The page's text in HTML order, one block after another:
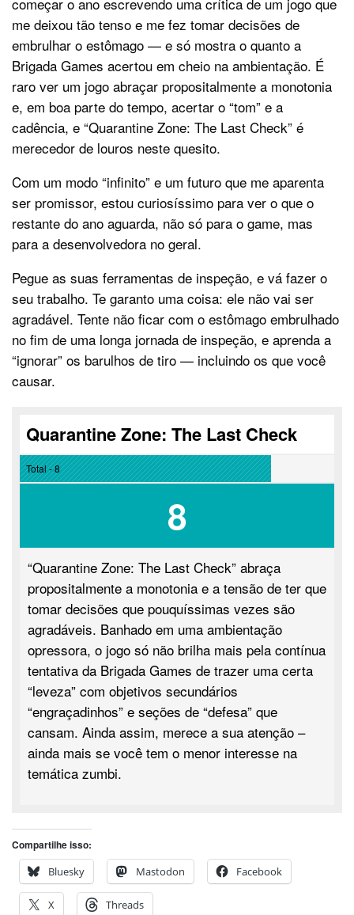
me deixou tão tenso e me fez tomar decisões de
embrulhar o estômago — e só mostra o quanto a
Brigada Games acertou em cheio na ambientação. É
raro ver um jogo abraçar propositalmente a monotonia
e, em boa parte do tempo, acertar o “tom” e a
cadência, e “Quarantine Zone: The Last Check” é
merecedor de louros neste quesito.
Com um modo “infinito” e um futuro que me aparenta
ser promissor, estou curiosíssimo para ver o que o
restante do ano aguarda, não só para o game, mas
para a desenvolvedora no geral.
Pegue as suas ferramentas de inspeção, e vá fazer o
seu trabalho. Te garanto uma coisa: ele não vai ser
agradável. Tente não ficar com o estômago embrulhado
no fim de uma longa jornada de inspeção, e aprenda a
“ignorar” os barulhos de tiro — incluindo os que você
causar.
Quarantine Zone: The Last Check
Total - 8
8
“Quarantine Zone: The Last Check” abraça
propositalmente a monotonia e a tensão de ter que
tomar decisões que pouquíssimas vezes são
agradáveis. Banhado em uma ambientação
opressora, o jogo só não brilha mais pela contínua
tentativa da Brigada Games de trazer uma certa
“leveza” com objetivos secundários
“engraçadinhos” e seções de “defesa” que
cansam. Ainda assim, merece a sua atenção –
ainda mais se você tem o menor interesse na
temática zumbi.
Compartilhe isso:
Bluesky
Mastodon Facebook
X Threads